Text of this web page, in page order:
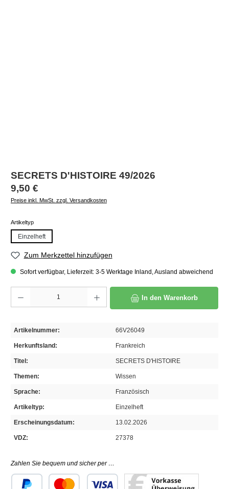
SECRETS D'HISTOIRE 49/2026
Regulärer Preis:
9,50 €
Preise inkl. MwSt. zzgl. Versandkosten
Artikeltypauswählen
Einzelheft
Zum Merkzettel hinzufügen
Sofort verfügbar, Lieferzeit: 3-5 Werktage Inland, Ausland abweichend
In den Warenkorb
Artikelnummer: 66V26049
Herkunftsland: Frankreich
Titel: SECRETS D'HISTOIRE
Themen: Wissen
Sprache: Französisch
Artikeltyp: Einzelheft
Erscheinungsdatum: 13.02.2026
VDZ: 27378
Zahlen Sie bequem und sicher per …